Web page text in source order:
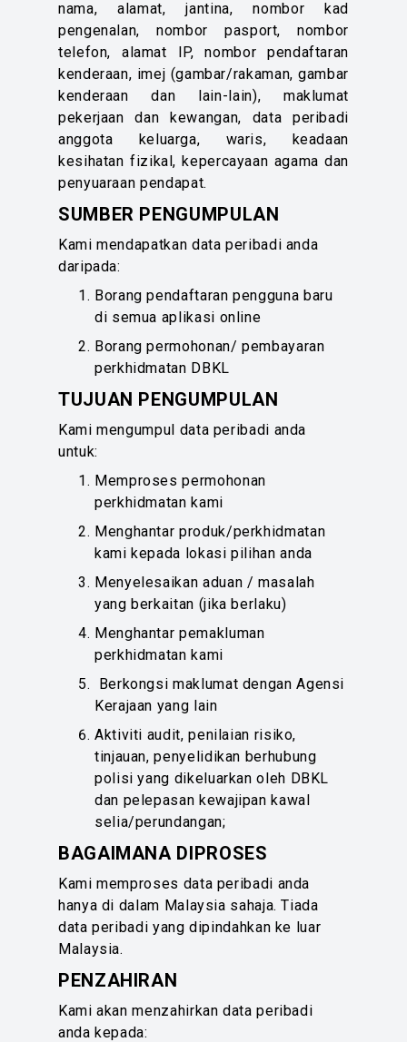
nama, alamat, jantina, nombor kad
pengenalan, nombor pasport, nombor
telefon, alamat IP, nombor pendaftaran
kenderaan, imej (gambar/rakaman, gambar
kenderaan dan lain-lain), maklumat
pekerjaan dan kewangan, data peribadi
anggota keluarga, waris, keadaan
kesihatan fizikal, kepercayaan agama dan
penyuaraan pendapat.
SUMBER PENGUMPULAN
Kami mendapatkan data peribadi anda
daripada:
Borang pendaftaran pengguna baru
di semua aplikasi online
Borang permohonan/ pembayaran
perkhidmatan DBKL
TUJUAN PENGUMPULAN
Kami mengumpul data peribadi anda
untuk:
Memproses permohonan
perkhidmatan kami
Menghantar produk/perkhidmatan
kami kepada lokasi pilihan anda
Menyelesaikan aduan / masalah
yang berkaitan (jika berlaku)
Menghantar pemakluman
perkhidmatan kami
Berkongsi maklumat dengan Agensi
Kerajaan yang lain
Aktiviti audit, penilaian risiko,
tinjauan, penyelidikan berhubung
polisi yang dikeluarkan oleh DBKL
dan pelepasan kewajipan kawal
selia/perundangan;
BAGAIMANA DIPROSES
Kami memproses data peribadi anda
hanya di dalam Malaysia sahaja. Tiada
data peribadi yang dipindahkan ke luar
Malaysia.
PENZAHIRAN
Kami akan menzahirkan data peribadi
anda kepada: